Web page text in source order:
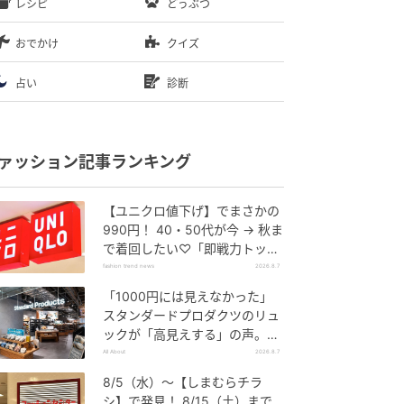
レシピ どうぶつ
おでかけ クイズ
占い 診断
ッション記事ランキング
【ユニクロ値下げ】でまさかの
990円！ 40・50代が今 → 秋ま
で着回したい♡「即戦力トップ
ス」
fashion trend news 2026.8.7
「1000円には見えなかった」
スタンダードプロダクツのリュ
ックが「高見えする」の声。2
個購入する人も
All About 2026.8.7
8/5（水）〜【しまむらチラ
シ】で発見！ 8/15（土）まで